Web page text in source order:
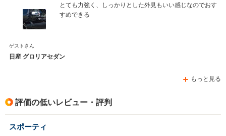
とても力強く、しっかりとした外見もいい感じなのでおす
すめできる
ゲストさん
日産 グロリアセダン
もっと見る
評価の低いレビュー・評判
スポーティ